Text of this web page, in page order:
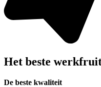
Het beste
De beste kwaliteit